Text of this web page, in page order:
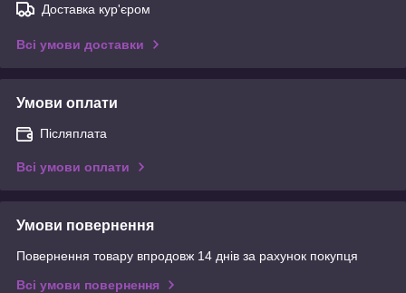
Доставка кур'єром
Всі умови доставки
Умови оплати
Післяплата
Всі умови оплати
Умови повернення
Повернення товару впродовж 14 днів за рахунок покупця
Всі умови повернення